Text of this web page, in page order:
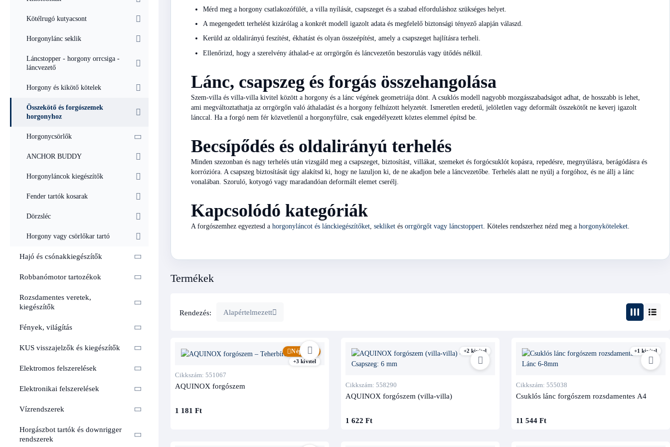
Kötélrugó kutyacsont
Horgonylánc seklik
Láncstopper - horgony orrcsiga -
láncvezető
Horgony és kikötő kötelek
Összekötő és forgószemek
horgonyhoz
Horgonycsörlők
ANCHOR BUDDY
Horgonyláncok kiegészítők
Fender tartók kosarak
Dörzsléc
Horgony vagy csörlőkar tartó
Hajó és csónakkiegészítők
Robbanómotor tartozékok
Rozsdamentes veretek,
kiegészítők
Fények, világítás
KUS visszajelzők és kiegészítők
Elektromos felszerelések
Elektronikai felszerelések
Vízrendszerek
Horgászbot tartók és downrigger
rendszerek
Mérd meg a horgony csatlakozófülét, a villa nyílását, csapszeget és a szabad elforduláshoz szükséges helyet.
A megengedett terhelést kizárólag a konkrét modell igazolt adata és megfelelő biztonsági tényező alapján válaszd.
Kerüld az oldalirányú feszítést, ékhatást és olyan összeépítést, amely a csapszeget hajlításra terheli.
Ellenőrizd, hogy a szerelvény áthalad-e az orrgörgőn és láncvezetőn beszorulás vagy ütődés nélkül.
Lánc, csapszeg és forgás összehangolása
Szem-villa és villa-villa kivitel között a horgony és a lánc végének geometriája dönt. A csuklós modell nagyobb mozgásszabadságot adhat, de hosszabb is lehet,
ami megváltoztathatja az orrgörgőn való áthaladást és a horgony felhúzott helyzetét. Ismeretlen eredetű, jelöletlen vagy deformált összekötőt ne keverj igazolt
lánccal. Ha a forgó nem fér közvetlenül a horgonyfülre, csak engedélyezett köztes elemmel építsd be.
Becsípődés és oldalirányú terhelés
Minden szezonban és nagy terhelés után vizsgáld meg a csapszeget, biztosítást, villákat, szemeket és forgócsuklót kopásra, repedésre, megnyúlásra, berágódásra és
korrózióra. A csapszeg biztosítását úgy alakítsd ki, hogy ne lazuljon ki, de ne akadjon bele a láncvezetőbe. Terhelés alatt ne nyúlj a forgóhoz, és ne állj a lánc
vonalában. Szoruló, kotyogó vagy maradandóan deformált elemet cserélj.
Kapcsolódó kategóriák
A forgószemhez egyeztesd a horgonyláncot és lánckiegészítőket sekliket és orrgörgőt vagy láncstoppert . Köteles rendszerhez nézd meg a horgonyköteleket
Termékek
Rendezés: Alapértelmezett
Népszerű
+3 kivitel
Cikkszám: 551067
AQUINOX forgószem
1 181 Ft
+2 kivitel
Cikkszám: 558290
AQUINOX forgószem (villa-villa)
1 622 Ft
+1 kivitel
Cikkszám: 555038
Csuklós lánc forgószem rozsdamentes A4
11 544 Ft